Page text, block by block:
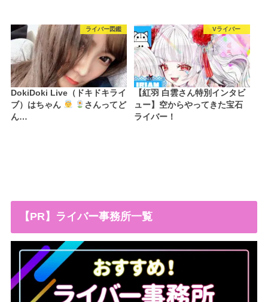
ライバー図鑑
DokiDoki Live（ドキドキライ
ブ）はちゃん
さんってど
ん…
Vライバー
【紅羽 白雲さん特別インタビ
ュー】空からやってきた宝石
ライバー！
【PR】ライバー事務所一覧